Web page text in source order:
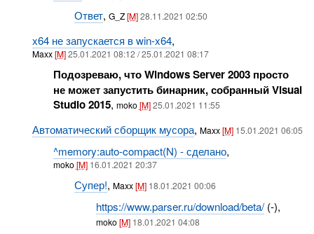
Ответ,G_Z[M]28.11.2021 02:50
x64 не запускается в win-x64,
Maxx[M] 25.01.2021 08:12 / 25.01.2021 08:17
Подозреваю, что Windows Server 2003 просто
не может запустить бинарник, собранный Visual
Studio 2015, moko[M]25.01.2021 11:55
Автоматический сборщик мусора, Maxx[M] 15.01.2021 06:05
^memory:auto-compact(N) - сделано,
moko[M] 16.01.2021 20:37
Супер!, Maxx[M] 18.01.2021 00:06
https://www.parser.ru/download/beta/(-),
moko[M] 18.01.2021 04:08